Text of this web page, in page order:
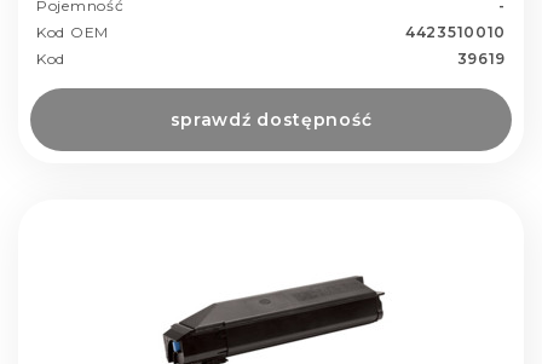
Pojemność
-
Kod OEM
4423510010
Kod
39619
sprawdź dostępność